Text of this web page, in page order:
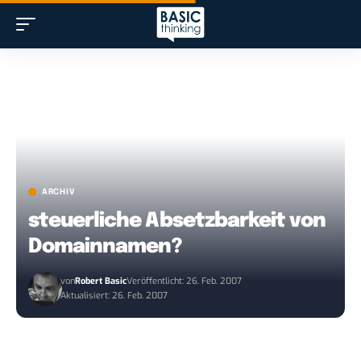
ARCHIV
steuerliche Absetzbarkeit von
Domainnamen?
vonRobert BasicVeröffentlicht: 26. Feb. 2007
Aktualisiert: 26. Feb. 2007